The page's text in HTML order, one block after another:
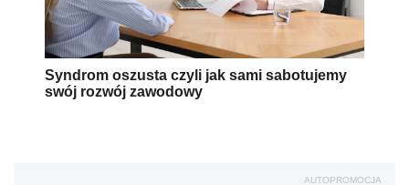
Syndrom oszusta czyli jak sami sabotujemy
swój rozwój zawodowy
AUTOPROMOCJA